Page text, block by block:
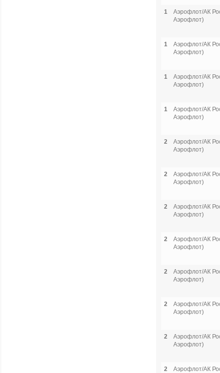
1
Аэрофлот/АК
Аэрофлот)
1
Аэрофлот/АК
Аэрофлот)
1
Аэрофлот/АК
Аэрофлот)
1
Аэрофлот/АК
Аэрофлот)
2
Аэрофлот/АК
Аэрофлот)
2
Аэрофлот/АК
Аэрофлот)
2
Аэрофлот/АК
Аэрофлот)
2
Аэрофлот/АК
Аэрофлот)
2
Аэрофлот/АК
Аэрофлот)
2
Аэрофлот/АК
Аэрофлот)
2
Аэрофлот/АК
Аэрофлот)
2
Аэрофлот/АК